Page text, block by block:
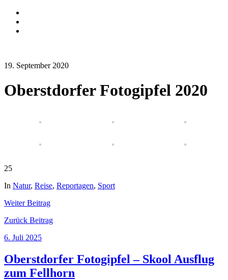
19. September 2020
Oberstdorfer Fotogipfel 2020
25
In Natur, Reise, Reportagen, Sport
WeiterBeitrag
Zurück Beitrag
6. Juli 2025
Oberstdorfer Fotogipfel – Skool Ausflug
zum Fellhorn